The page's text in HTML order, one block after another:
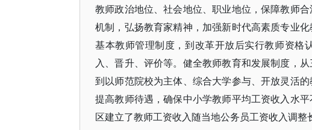
教师政治地位、社会地位、职业地位，保障教师
机制，弘扬教育家精神，加强新时代高素质专业
基本教师管理制度，到改革开放后实行教师资格
入、晋升、评价等。健全教师教育和发展制度，
到以师范院校为主体、综合大学参与、开放灵活
提高教师待遇，确保中小学教师平均工资收入水
区建立了教师工资收入随当地公务员工资收入调整